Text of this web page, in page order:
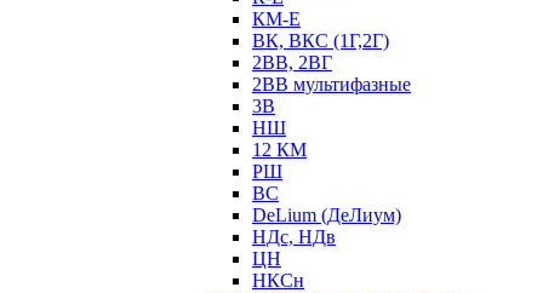
КМ-Е
ВК, ВКС (1Г,2Г)
2ВВ, 2ВГ
2ВВ мультифазные
3В
НШ
12 КМ
РШ
ВС
DeLium (ДеЛиум)
НДс, НДв
ЦН
НКСн